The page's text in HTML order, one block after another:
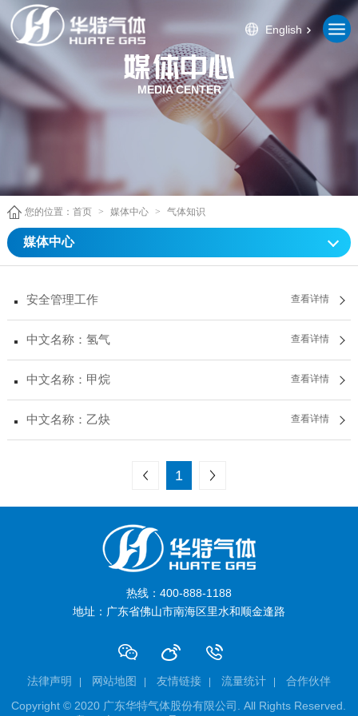
English
MEDIA CENTER
您的位置： 首页 > 媒体中心 > 气体知识
媒体中心
查看详情
安全管理工作
查看详情
中文名称：氢气
查看详情
中文名称：甲烷
查看详情
中文名称：乙炔
1
下一页
热线：400-888-1188
地址：广东省佛山市南海区里水和顺金逢路
法律声明 网站地图 友情链接 流量统计
合作伙伴
Copyright © 2020 广东华特气体股份有限公司. All Rights Reserved.